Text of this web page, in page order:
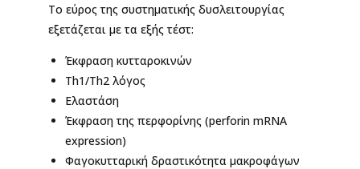
Το εύρος της συστηματικής δυσλειτουργίας
εξετάζεται με τα εξής τέστ:
Έκφραση κυτταροκινών
Th1/Th2 λόγος
Ελαστάση
Έκφραση της περφορίνης (perforin mRNA
expression)
Φαγοκυτταρική δραστικότητα μακροφάγων